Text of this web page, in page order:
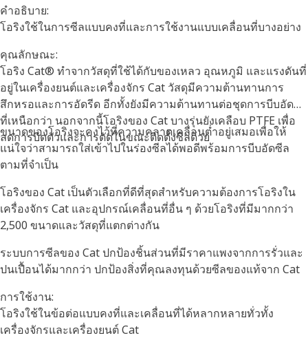
คำอธิบาย:
โอริงใช้ในการซีลแบบคงที่และการใช้งานแบบเคลื่อนที่บางอย่าง
คุณลักษณะ:
โอริง Cat® ทำจากวัสดุที่ใช้ได้กับของเหลว อุณหภูมิ และแรงดันที่
อยู่ในเครื่องยนต์และเครื่องจักร Cat วัสดุมีความต้านทานการ
สึกหรอและการอัดรีด อีกทั้งยังมีความต้านทานต่อชุดการบีบอัดซีล
ที่เหนือกว่า นอกจากนี้โอริงของ Cat บางรุ่นยังเคลือบ PTFE เพื่อ
ลดการบิดตัวและการตัดในขณะติดตั้งซีลด้วย
ขนาดของโอริงจะคงไว้ที่ความคลาดเคลื่อนต่ำอยู่เสมอเพื่อให้
แน่ใจว่าสามารถใส่เข้าไปในร่องซีลได้พอดีพร้อมการบีบอัดซีล
ตามที่จำเป็น
โอริงของ Cat เป็นตัวเลือกที่ดีที่สุดสำหรับความต้องการโอริงใน
เครื่องจักร Cat และอุปกรณ์เคลื่อนที่อื่น ๆ ด้วยโอริงที่มีมากกว่า
2,500 ขนาดและวัสดุที่แตกต่างกัน
ระบบการซีลของ Cat ปกป้องชิ้นส่วนที่มีราคาแพงจากการรั่วและ
ปนเปื้อนได้มากกว่า ปกป้องสิ่งที่คุณลงทุนด้วยซีลของแท้จาก Cat
การใช้งาน:
โอริงใช้ในข้อต่อแบบคงที่และเคลื่อนที่ได้หลากหลายทั่วทั้ง
เครื่องจักรและเครื่องยนต์ Cat